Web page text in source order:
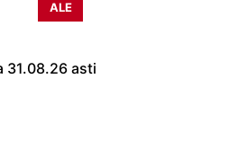
ALE
31.08.26 asti